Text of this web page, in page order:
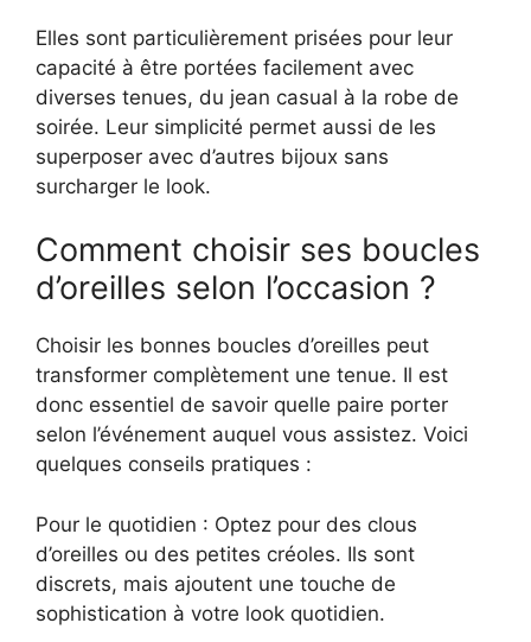
Elles sont particulièrement prisées pour leur
capacité à être portées facilement avec
diverses tenues, du jean casual à la robe de
soirée. Leur simplicité permet aussi de les
superposer avec d’autres bijoux sans
surcharger le look.
Comment choisir ses boucles
d’oreilles selon l’occasion ?
Choisir les bonnes boucles d’oreilles peut
transformer complètement une tenue. Il est
donc essentiel de savoir quelle paire porter
selon l’événement auquel vous assistez. Voici
quelques conseils pratiques :
Pour le quotidien : Optez pour des clous
d’oreilles ou des petites créoles. Ils sont
discrets, mais ajoutent une touche de
sophistication à votre look quotidien.